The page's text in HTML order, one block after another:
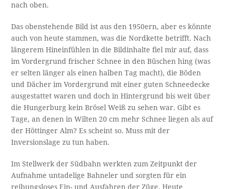
nach oben.
Das obenstehende Bild ist aus den 1950ern, aber es könnte
auch von heute stammen, was die Nordkette betrifft. Nach
längerem Hineinfühlen in die Bildinhalte fiel mir auf, dass
im Vordergrund frischer Schnee in den Büschen hing (was
er selten länger als einen halben Tag macht), die Böden
und Dächer im Vordergrund mit einer guten Schneedecke
ausgestattet waren und doch in Hintergrund bis weit über
die Hungerburg kein Brösel Weiß zu sehen war. Gibt es
Tage, an denen in Wilten 20 cm mehr Schnee liegen als auf
der Höttinger Alm? Es scheint so. Muss mit der
Inversionslage zu tun haben.
Im Stellwerk der Südbahn werkten zum Zeitpunkt der
Aufnahme untadelige Bahneler und sorgten für ein
reibungsloses Ein- und Ausfahren der Züge. Heute